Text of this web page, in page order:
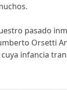
pasado
Orsetti
infancia